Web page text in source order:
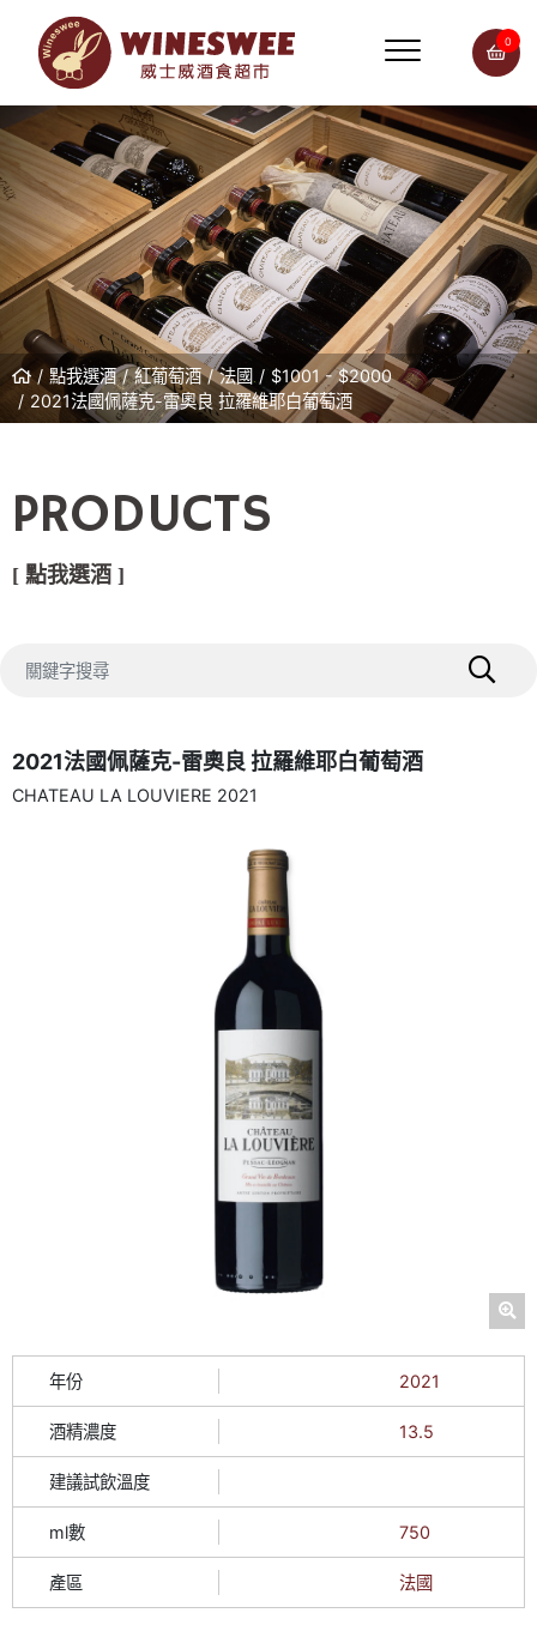
0
點我選酒 紅葡萄酒 法國
$1001 - $2000
2021法國佩薩克-雷奧良 拉羅維耶白葡萄酒
PRODUCTS
[ 點我選酒 ]
2021法國佩薩克-雷奧良 拉羅維耶白葡萄酒
CHATEAU LA LOUVIERE 2021
年份 2021
酒精濃度 13.5
建議試飲溫度
ml數 750
產區 法國